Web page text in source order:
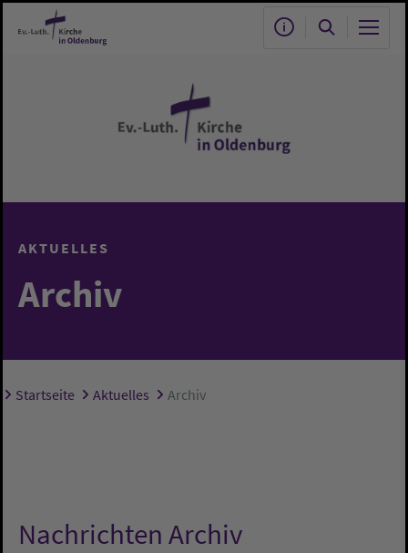
Zum Hauptinhalt springen
AKTUELLES
Archiv
Sie sind hier:
Startseite Aktuelles Archiv
Nachrichten Archiv